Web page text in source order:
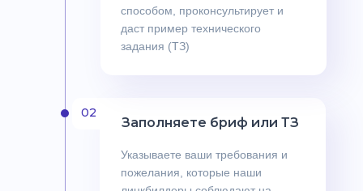
02
способом, проконсультирует и
даст пример технического
задания (ТЗ)
Заполняете бриф или ТЗ
Указываете ваши требования и
пожелания, которые наши